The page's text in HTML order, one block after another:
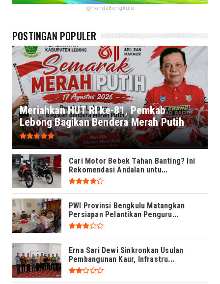
@hondaBengkulu
POSTINGAN POPULER
Meriahkan HUT RI ke-81, Pemkab
Lebong Bagikan Bendera Merah Putih
Cari Motor Bebek Tahan Banting? Ini
Rekomendasi Andalan untu...
PWI Provinsi Bengkulu Matangkan
Persiapan Pelantikan Penguru...
Erna Sari Dewi Sinkronkan Usulan
Pembangunan Kaur, Infrastru...